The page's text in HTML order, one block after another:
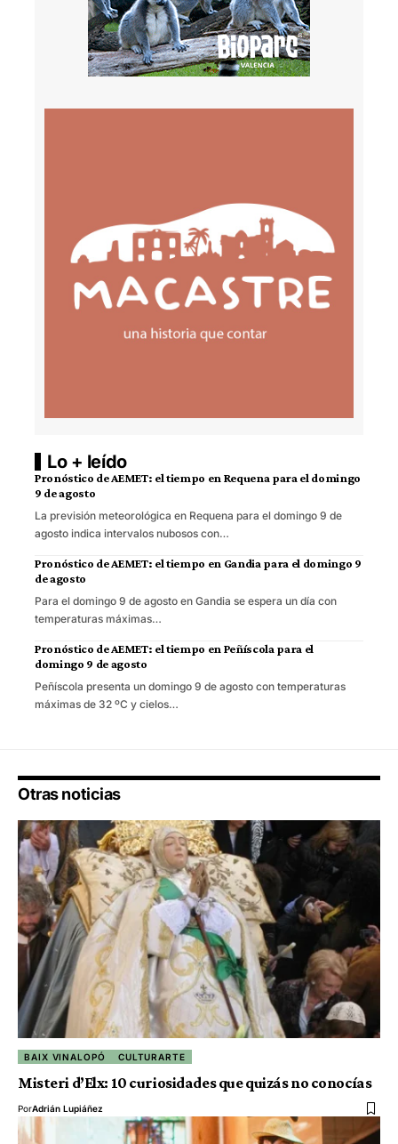
Lo + leído
Pronóstico de AEMET: el tiempo en Requena para el domingo
9 de agosto
La previsión meteorológica en Requena para el domingo 9 de
agosto indica intervalos nubosos con…
Pronóstico de AEMET: el tiempo en Gandia para el domingo 9
de agosto
Para el domingo 9 de agosto en Gandia se espera un día con
temperaturas máximas…
Pronóstico de AEMET: el tiempo en Peñíscola para el
domingo 9 de agosto
Peñíscola presenta un domingo 9 de agosto con temperaturas
máximas de 32 ºC y cielos…
Otras noticias
BAIX VINALOPÓ CULTURARTE
Misteri d’Elx: 10 curiosidades que quizás no conocías
PorAdrián Lupiáñez